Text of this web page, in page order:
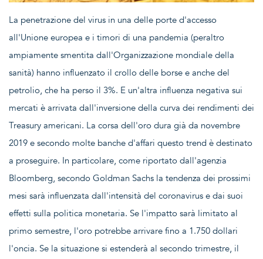
La penetrazione del virus in una delle porte d'accesso
all'Unione europea e i timori di una pandemia (peraltro
ampiamente smentita dall'Organizzazione mondiale della
sanità) hanno influenzato il crollo delle borse e anche del
petrolio, che ha perso il 3%. E un'altra influenza negativa sui
mercati è arrivata dall'inversione della curva dei rendimenti dei
Treasury americani. La corsa dell'oro dura già da novembre
2019 e secondo molte banche d'affari questo trend è destinato
a proseguire. In particolare, come riportato dall'agenzia
Bloomberg, secondo Goldman Sachs la tendenza dei prossimi
mesi sarà influenzata dall'intensità del coronavirus e dai suoi
effetti sulla politica monetaria. Se l'impatto sarà limitato al
primo semestre, l'oro potrebbe arrivare fino a 1.750 dollari
l'oncia. Se la situazione si estenderà al secondo trimestre, il